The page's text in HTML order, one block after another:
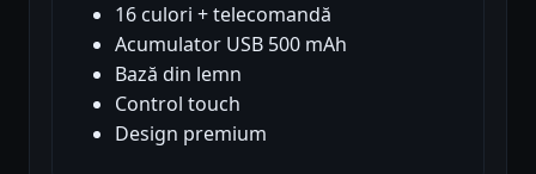
16 culori + telecomandă
Acumulator USB 500 mAh
Bază din lemn
Control touch
Design premium